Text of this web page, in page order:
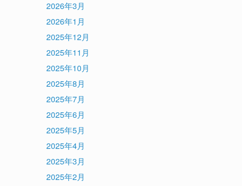
2026年3月
2026年1月
2025年12月
2025年11月
2025年10月
2025年8月
2025年7月
2025年6月
2025年5月
2025年4月
2025年3月
2025年2月